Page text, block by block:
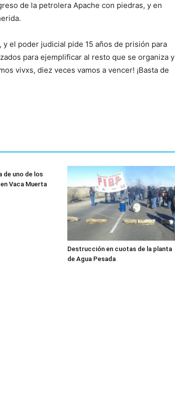
de la petrolera Apache con piedras, y en
el poder judicial pide 15 años de prisión para
para ejemplificar al resto que se organiza y
vivxs, diez veces vamos a vencer! ¡Basta de
de uno de los
Vaca Muerta
Destrucción en cuotas de la planta
de Agua Pesada